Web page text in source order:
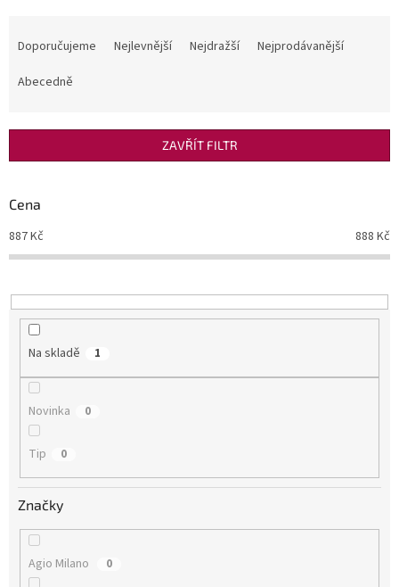
r
d
k
t
Doporučujeme Nejlevnější Nejdražší
Nejprodávanější
Abecedně
ZAVŘÍT FILTR
Cena
887Kč 888 Kč
Na skladě 1
Novinka 0
Tip 0
Značky
Agio Milano 0